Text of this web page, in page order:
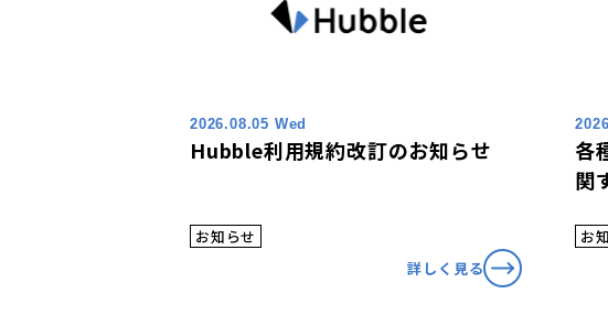
2026.08.05 Wed
Hubble利用規約改訂のお知らせ
お知らせ
詳しく見る
各
関
お